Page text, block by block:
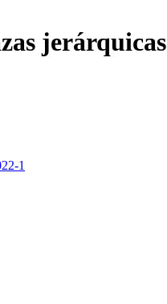
jerárquicas
1